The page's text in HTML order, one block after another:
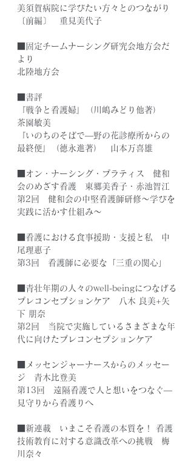
美須賀病院に学びたい方々とのつながり
〔前編〕　重見美代子
■固定チームナーシング研究会地方会だ
より
北陸地方会
■書評
『戦争と看護婦』（川嶋みどり他著）
茶園敏美
『いのちのそばで―野の花診療所からの
最終便』（徳永進著）　山本万喜雄
■オン・ナーシング・プラティス　健和
会のめざす看護　東郷美香子・赤池智江
第2回　健和会の中堅看護師研修～学びを
実践に活かす仕組み～
■看護における食事援助・支援と私　中
尾理惠子
第3回　看護師に必要な「三重の関心」
■青壮年期の人々のwell-beingにつなげる
プレコンセプションケア　八木 良美+矢
下 朋奈
第2回　当院で実施しているさまざまな年
代に向けたプレコンセプションケア
■メッセンジャーナースからのメッセー
ジ　青木比登美
第13回　遠隔看護で人と想いをつなぐ―
見守りから看護りへ
■新連載　いまこそ看護の本質を！ 看護
技術教育に対する意識改革への挑戦　梅
川奈々